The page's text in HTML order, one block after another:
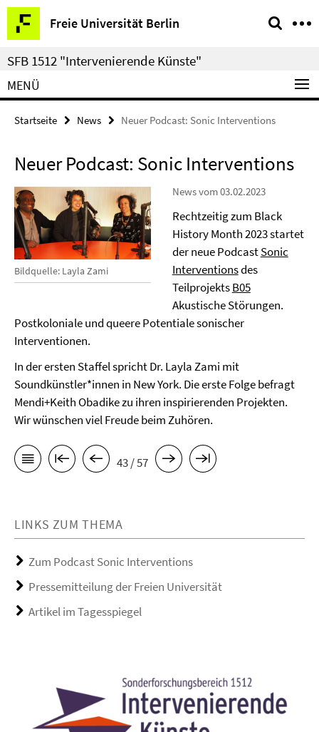
Springe
direkt
zu
Inhalt
Freie Universität Berlin
Service-
Navigation
SFB 1512 "Intervenierende Künste"
MENÜ
Startseite News Neuer Podcast: Sonic Interventions
Neuer Podcast: Sonic Interventions
Bildquelle: Layla Zami
News vom 03.02.2023
Rechtzeitig zum Black
History Month 2023 startet
der neue PodcastSonic
Interventionsdes
TeilprojektsB05
Akustische Störungen.
Postkoloniale und queere Potentiale sonischer
Interventionen.
In der ersten Staffel spricht Dr. Layla Zami mit
Soundkünstler*innen in New York. Die erste Folge befragt
Mendi+Keith Obadike zu ihren inspirierenden Projekten.
Wir wünschen viel Freude beim Zuhören.
43 / 57
LINKS ZUM THEMA
Zum Podcast Sonic Interventions
Pressemitteilung der Freien Universität
Artikel im Tagesspiegel